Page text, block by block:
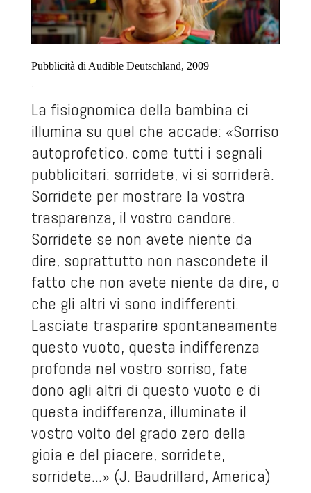
Pubblicità di Audible Deutschland, 2009
La fisiognomica della bambina ci
illumina su quel che accade: «Sorriso
autoprofetico, come tutti i segnali
pubblicitari: sorridete, vi si sorriderà.
Sorridete per mostrare la vostra
trasparenza, il vostro candore.
Sorridete se non avete niente da
dire, soprattutto non nascondete il
fatto che non avete niente da dire, o
che gli altri vi sono indifferenti.
Lasciate trasparire spontaneamente
questo vuoto, questa indifferenza
profonda nel vostro sorriso, fate
dono agli altri di questo vuoto e di
questa indifferenza, illuminate il
vostro volto del grado zero della
gioia e del piacere, sorridete,
sorridete...» (J. Baudrillard, America)